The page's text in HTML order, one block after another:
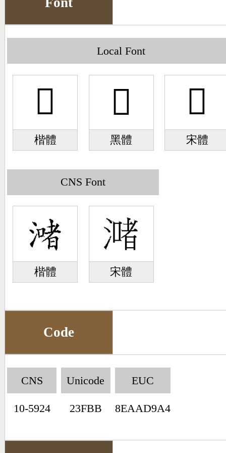
Local Font
𣾻
楷體
𣾻
黑體
𣾻
宋體
CNS Font
楷體 宋體
Code
CNS
10-5924
Unicode
23FBB
EUC
8EAAD9A4